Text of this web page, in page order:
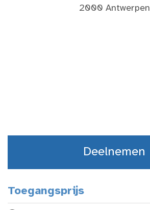
2000 Antwerpen
Deelnemen
Toegangsprijs